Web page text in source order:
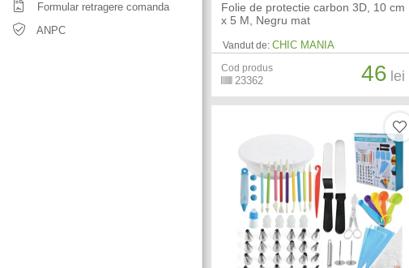
Formular retragere comanda
ANPC
Folie de protectie carbon 3D, 10 cm
x 5 M, Negru mat
Vandut de: CHIC MANIA
Cod produs
23362 46 lei